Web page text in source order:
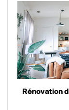
Rénovation